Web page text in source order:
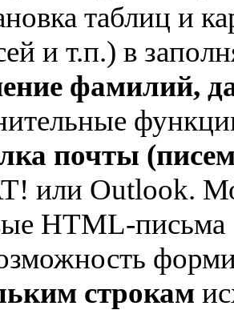
таблиц и
и т.п.) в
фамилий,
почты
или Outlook.
HTML-письма
строкам